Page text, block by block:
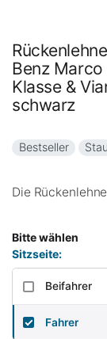
Benz
Klasse &
schwarz
Bestseller
Die
Bitte wählen
Sitzseite:
Beifahrer
Fahrer